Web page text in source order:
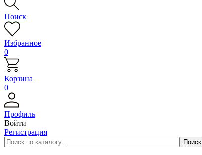
Поиск
Избранное
0
Корзина
0
Профиль
Войти
Регистрация